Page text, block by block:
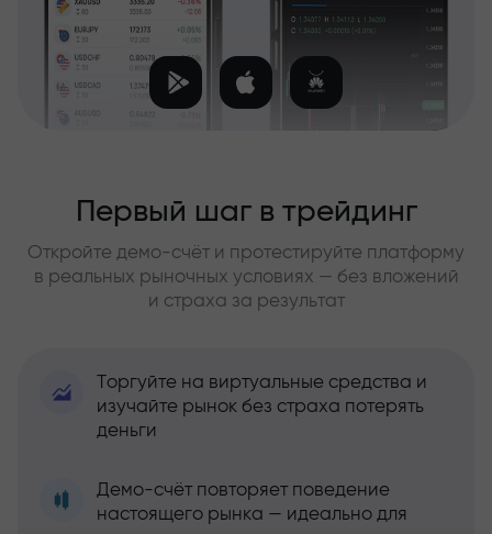
Первый шаг в трейдинг
Откройте демо-счёт и протестируйте платформу
в реальных рыночных условиях — без вложений
и страха за результат
Торгуйте на виртуальные средства и
изучайте рынок без страха потерять
деньги
Демо-счёт повторяет поведение
настоящего рынка — идеально для